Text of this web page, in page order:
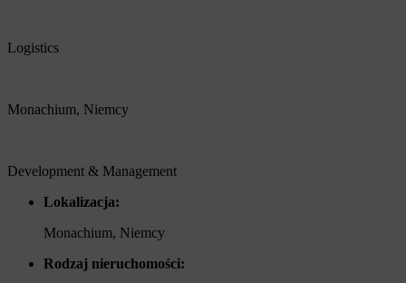
Logistics
Monachium, Niemcy
Development & Management
Lokalizacja:
Monachium, Niemcy
Rodzaj nieruchomości: